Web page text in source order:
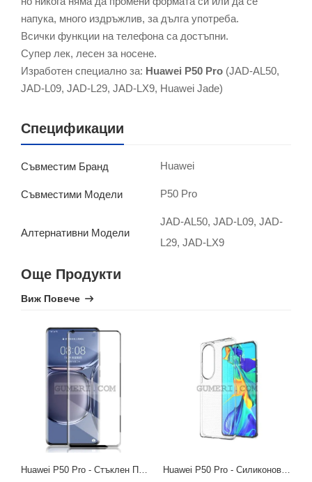
напука, много издръжлив, за дълга употреба.
Всички функции на телефона са достъпни.
Супер лек, лесен за носене.
Изработен специално за: Huawei P50 Pro (JAD-AL50,
JAD-L09, JAD-L29, JAD-LX9, Huawei Jade)
Спецификации
Съвместим Бранд Huawei
Съвместими Модели P50 Pro
Алтернативни Модели
JAD-AL50, JAD-L09, JAD-
L29, JAD-LX9
Още Продукти
Виж Повече
Huawei P50 Pro - Стъклен Протектор за Целия Екран - Full Glue Huawei P50 Pro - Силиконов Гръб